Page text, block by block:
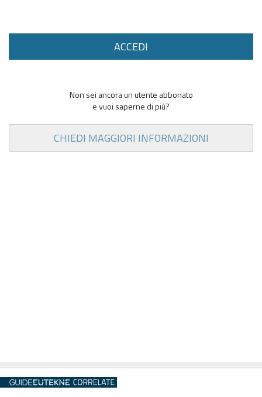
ACCEDI
Non sei ancora un utente abbonato
e vuoi saperne di più?
CHIEDI MAGGIORI INFORMAZIONI